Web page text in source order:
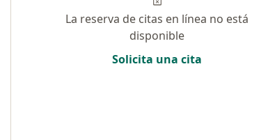
La reserva de citas en línea no está
disponible
Solicita una cita